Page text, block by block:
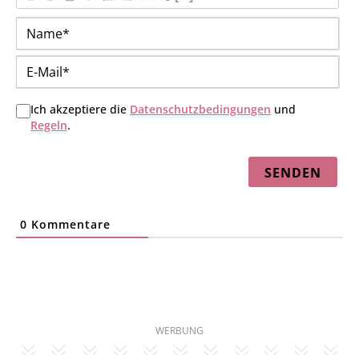
Ich akzeptiere die Datenschutzbedingungen und
Regeln.
0 Kommentare
WERBUNG